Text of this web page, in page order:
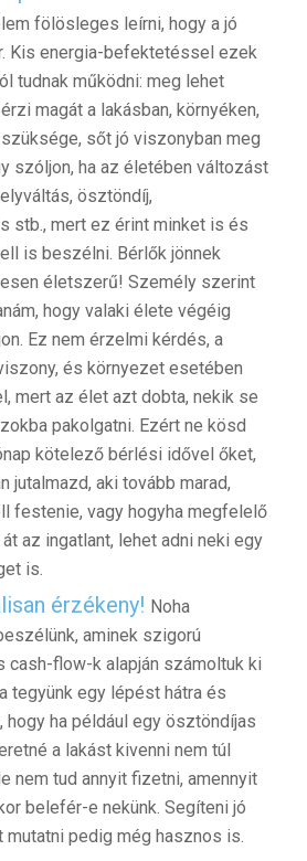
fölösleges leírni, hogy a jó
Kis energia-befektetéssel ezek
tudnak működni: meg lehet
magát a lakásban, környéken,
sőt jó viszonyban meg
szóljon, ha az életében változást
ösztöndíj,
stb., mert ez érint minket is és
is beszélni. Bérlők jönnek
életszerű! Személy szerint
hogy valaki élete végéig
Ez nem érzelmi kérdés, a
és környezet esetében
mert az élet azt dobta, nekik se
pakolgatni. Ezért ne kösd
kötelező bérlési idővel őket,
jutalmazd, aki tovább marad,
festenie, vagy hogyha megfelelő
az ingatlant, lehet adni neki egy
is.
érzékeny! Noha
aminek szigorú
cash-flow-k alapján számoltuk ki
tegyünk egy lépést hátra és
hogy ha például egy ösztöndíjas
a lakást kivenni nem túl
nem tud annyit fizetni, amennyit
belefér-e nekünk. Segíteni jó
mutatni pedig még hasznos is.